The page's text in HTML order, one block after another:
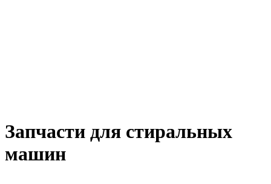
Запчасти для стиральных
машин